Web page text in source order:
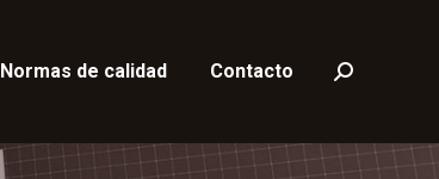
Normas de calidad Contacto Buscar: